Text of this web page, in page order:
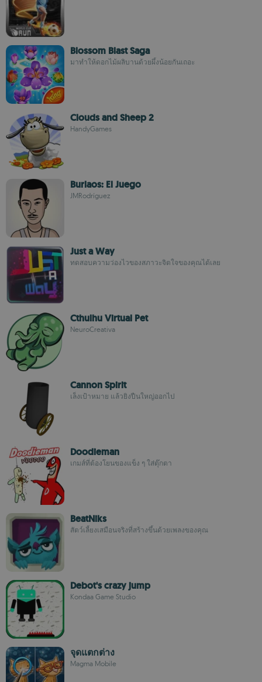
Blossom Blast Saga
มาทำให้ดอกไม้ผลิบานด้วยผึ้งน้อยกันเถอะ
Clouds and Sheep 2
HandyGames
Burlaos: El Juego
JMRodríguez
Just a Way
ทดสอบความว่องไวของสภาวะจิตใจของคุณได้เลย
Cthulhu Virtual Pet
NeuroCreativa
Cannon Spirit
เล็งเป้าหมาย แล้วยิงปืนใหญ่ออกไป
Doodieman
เกมส์ที่ต้องโยนของแข็ง ๆ ใส่ตุ๊กตา
BeatNiks
สัตว์เลี้ยงเสมือนจริงที่สร้างขึ้นด้วยเพลงของคุณ
Debot's crazy jump
Kondaa Game Studio
จุดแตกต่าง
Magma Mobile